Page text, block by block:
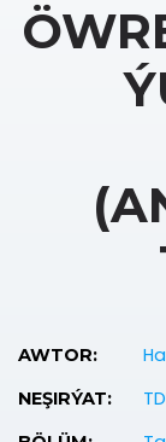
AWTOR:
NEŞIRÝAT: